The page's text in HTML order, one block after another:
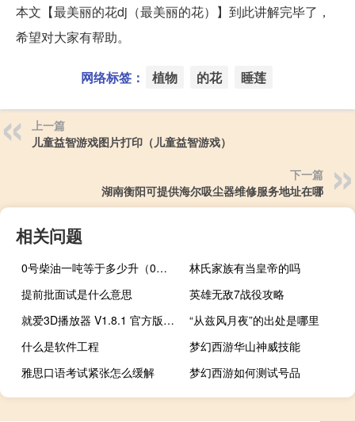
本文【最美丽的花dj（最美丽的花）】到此讲解完毕了，
希望对大家有帮助。
网络标签： 植物 的花 睡莲
上一篇
儿童益智游戏图片打印（儿童益智游戏）
下一篇
湖南衡阳可提供海尔吸尘器维修服务地址在哪
相关问题
0号柴油一吨等于多少升（0号柴油）
林氏家族有当皇帝的吗
提前批面试是什么意思
英雄无敌7战役攻略
就爱3D播放器 V1.8.1 官方版（就爱3D播放器 V1.8.1 官方版功能简介）
“从兹风月夜”的出处是哪里
什么是软件工程
梦幻西游华山神威技能
雅思口语考试紧张怎么缓解
梦幻西游如何测试号品